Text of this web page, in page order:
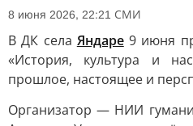
8 июня 2026, 22:21 СМИ
В ДК села Яндаре9 июня
«История, культура и
прошлое, настоящее и
Организатор — НИИ